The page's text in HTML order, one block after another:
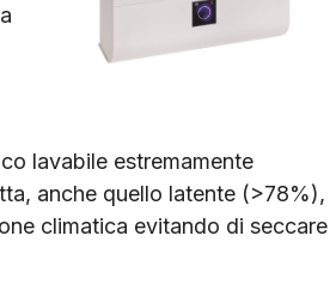
lavabile estremamente
anche quello latente (>78%),
climatica evitando di seccare